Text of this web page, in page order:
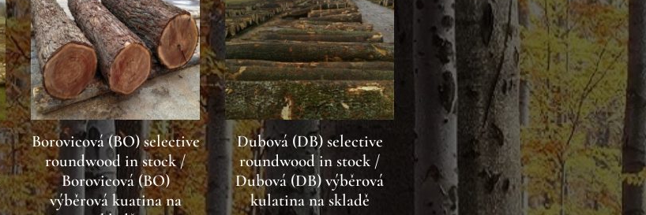
Borovicová (BO) selective
roundwood in stock /
Borovicová (BO)
výběrová kuatina na
Dubová (DB) selective
roundwood in stock /
Dubová (DB) výběrová
kulatina na skladě